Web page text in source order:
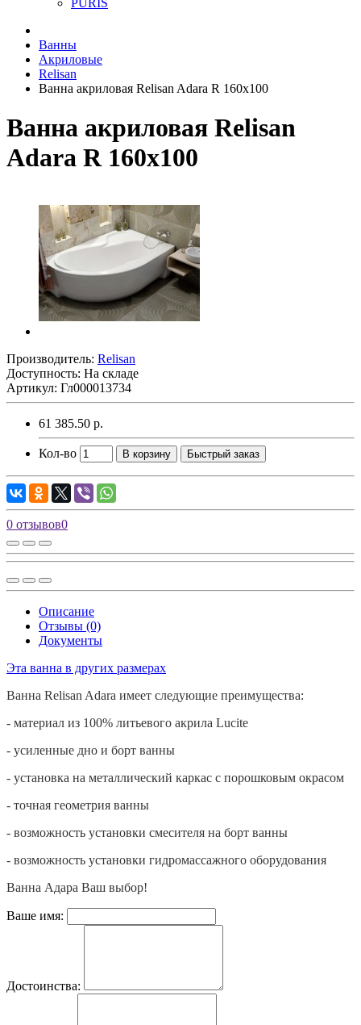
PURIS
Ванны
Акриловые
Relisan
Ванна акриловая Relisan Adara R 160х100
Ванна акриловая Relisan
Adara R 160х100
Производитель: Relisan
Доступность: На складе
Артикул: Гл000013734
61 385.50 р.
Кол-во В корзину Быстрый заказ
0 отзывов0
Описание
Отзывы (0)
Документы
Эта ванна в других размерах
Ванна Relisan Adara имеет следующие преимущества:
- материал из 100% литьевого акрила Lucite
- усиленные дно и борт ванны
- установка на металлический каркас с порошковым окрасом
- точная геометрия ванны
- возможность установки смесителя на борт ванны
- возможность установки гидромассажного оборудования
Ванна Адара Ваш выбор!
Ваше имя:
Достоинства: